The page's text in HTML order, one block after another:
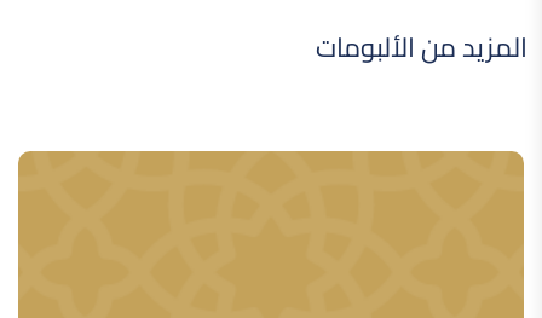
المزيد من الألبومات